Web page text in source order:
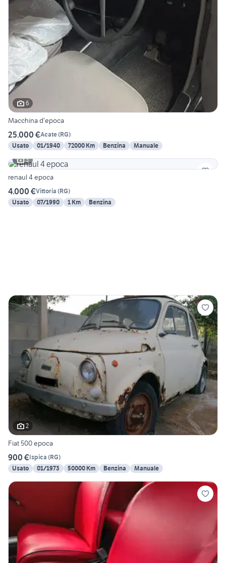
6
Macchina d’epoca
25.000 €Acate(RG)
Usato
01/1940 72000 Km Benzina
Manuale
3
renaul 4 epoca
4.000 €Vittoria (RG)
Usato
07/1990 1 Km Benzina
2
Fiat 500 epoca
900 €Ispica (RG)
Usato
01/1973 50000 Km Benzina Manuale